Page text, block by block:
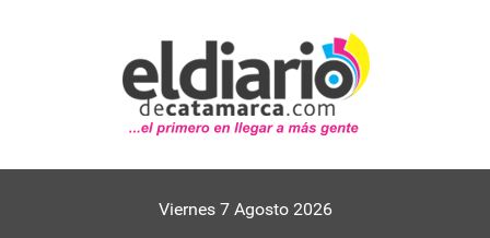
Viernes 7 Agosto 2026